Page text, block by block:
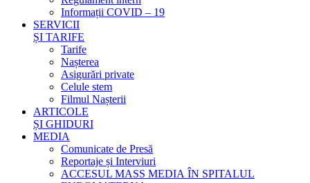
Informații COVID – 19
SERVICII
ȘI TARIFE
Tarife
Nașterea
Asigurări private
Celule stem
Filmul Nașterii
ARTICOLE
ȘI GHIDURI
MEDIA
Comunicate de Presă
Reportaje și Interviuri
ACCESUL MASS MEDIA ÎN SPITALUL